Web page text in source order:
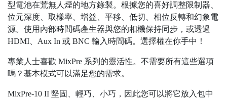
型電池在荒無人煙的地方錄製。根據您的喜好調整限制器、
位元深度、取樣率、增益、平移、低切、相位反轉和幻象電
源。使用內部時間碼產生器與您的相機保持同步，或透過
HDMI、Aux In 或 BNC 輸入時間碼。選擇權在你手中！
專業人士喜歡 MixPre 系列的靈活性。不需要所有這些選項
嗎？基本模式可以滿足您的需求。
MixPre-10 II 堅固、輕巧、小巧，因此您可以將它放入包中